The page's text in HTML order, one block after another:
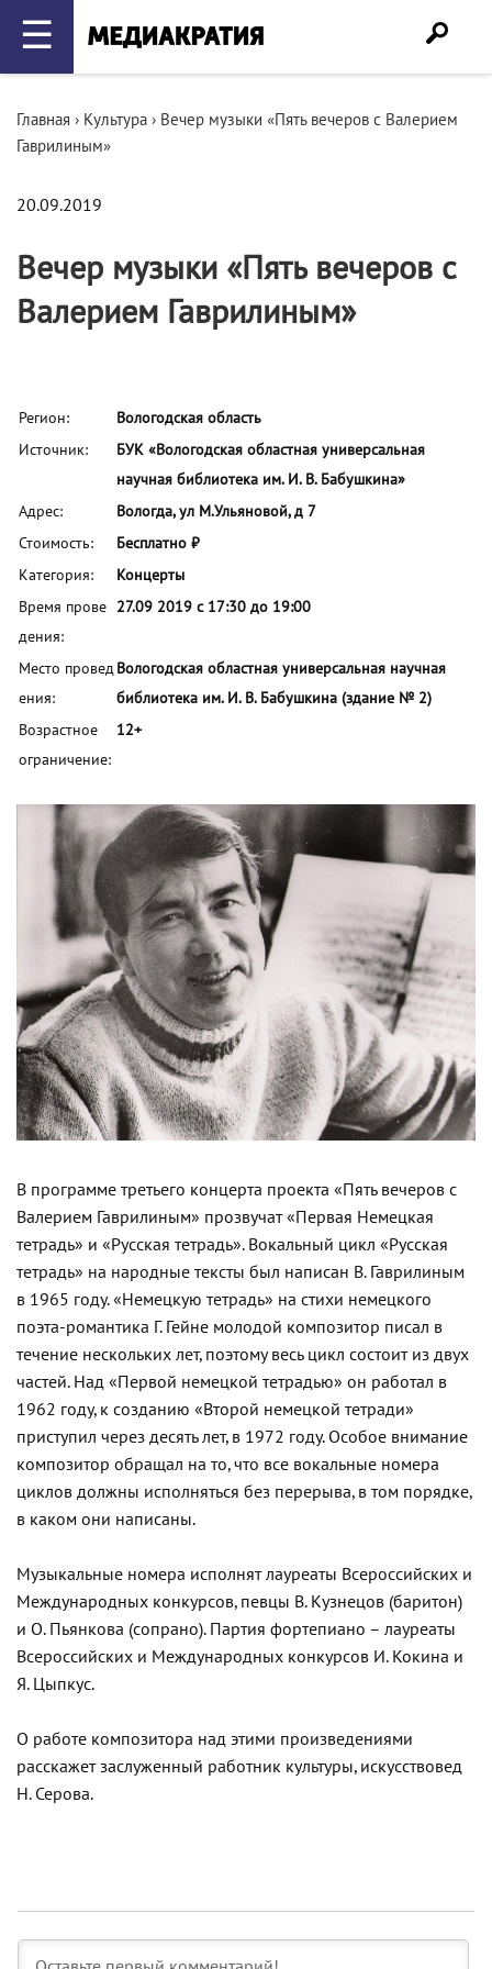
☰
Главная › Культура › Вечер музыки «Пять вечеров с Валерием
Гаврилиным»
20.09.2019
Вечер музыки «Пять вечеров с
Валерием Гаврилиным»
Регион:
Вологодская область
Источник:
БУК «Вологодская областная универсальная
научная библиотека им. И. В. Бабушкина»
Адрес:
Вологда, ул М.Ульяновой, д 7
Стоимость:
Бесплатно ₽
Категория:
Концерты
Время прове
дения:
27.09 2019 с 17:30 до 19:00
Место провед
ения:
Вологодская областная универсальная научная
библиотека им. И. В. Бабушкина (здание № 2)
Возрастное
ограничение:
12+
В программе третьего концерта проекта «Пять вечеров с
Валерием Гаврилиным» прозвучат «Первая Немецкая
тетрадь» и «Русская тетрадь». Вокальный цикл «Русская
тетрадь» на народные тексты был написан В. Гаврилиным
в 1965 году. «Немецкую тетрадь» на стихи немецкого
поэта-романтика Г. Гейне молодой композитор писал в
течение нескольких лет, поэтому весь цикл состоит из двух
частей. Над «Первой немецкой тетрадью» он работал в
1962 году, к созданию «Второй немецкой тетради»
приступил через десять лет, в 1972 году. Особое внимание
композитор обращал на то, что все вокальные номера
циклов должны исполняться без перерыва, в том порядке,
в каком они написаны.
Музыкальные номера исполнят лауреаты Всероссийских и
Международных конкурсов, певцы В. Кузнецов (баритон)
и О. Пьянкова (сопрано). Партия фортепиано – лауреаты
Всероссийских и Международных конкурсов И. Кокина и
Я. Цыпкус.
О работе композитора над этими произведениями
расскажет заслуженный работник культуры, искусствовед
Н. Серова.